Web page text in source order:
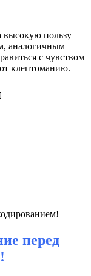
высокую пользу
аналогичным
с чувством
клептоманию.
перед